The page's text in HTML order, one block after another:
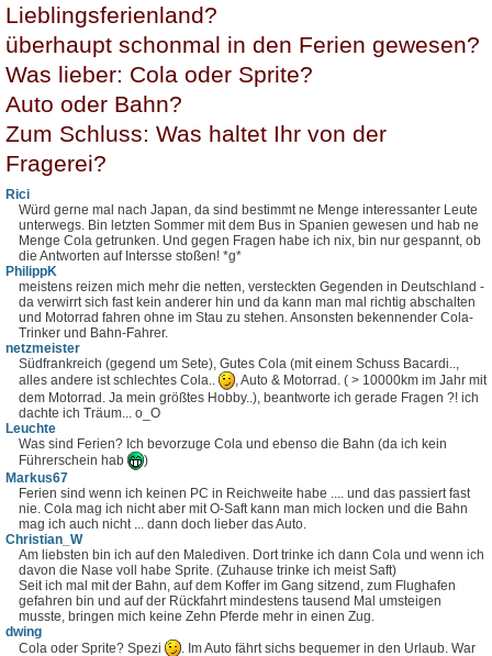
Lieblingsferienland?
überhaupt schonmal in den Ferien gewesen?
Was lieber: Cola oder Sprite?
Auto oder Bahn?
Zum Schluss: Was haltet Ihr von der
Fragerei?
Rici
Würd gerne mal nach Japan, da sind bestimmt ne Menge interessanter Leute
unterwegs. Bin letzten Sommer mit dem Bus in Spanien gewesen und hab ne
Menge Cola getrunken. Und gegen Fragen habe ich nix, bin nur gespannt, ob
die Antworten auf Intersse stoßen! *g*
PhilippK
meistens reizen mich mehr die netten, versteckten Gegenden in Deutschland -
da verwirrt sich fast kein anderer hin und da kann man mal richtig abschalten
und Motorrad fahren ohne im Stau zu stehen. Ansonsten bekennender Cola-
Trinker und Bahn-Fahrer.
netzmeister
Südfrankreich (gegend um Sete), Gutes Cola (mit einem Schuss Bacardi..,
alles andere ist schlechtes Cola..
, Auto & Motorrad. ( > 10000km im Jahr mit
dem Motorrad. Ja mein größtes Hobby..), beantworte ich gerade Fragen ?! ich
dachte ich Träum... o_O
Leuchte
Was sind Ferien? Ich bevorzuge Cola und ebenso die Bahn (da ich kein
Führerschein hab
)
Markus67
Ferien sind wenn ich keinen PC in Reichweite habe .... und das passiert fast
nie. Cola mag ich nicht aber mit O-Saft kann man mich locken und die Bahn
mag ich auch nicht ... dann doch lieber das Auto.
Christian_W
Am liebsten bin ich auf den Malediven. Dort trinke ich dann Cola und wenn ich
davon die Nase voll habe Sprite. (Zuhause trinke ich meist Saft)
Seit ich mal mit der Bahn, auf dem Koffer im Gang sitzend, zum Flughafen
gefahren bin und auf der Rückfahrt mindestens tausend Mal umsteigen
musste, bringen mich keine Zehn Pferde mehr in einen Zug.
dwing
Cola oder Sprite? Spezi
. Im Auto fährt sichs bequemer in den Urlaub. War